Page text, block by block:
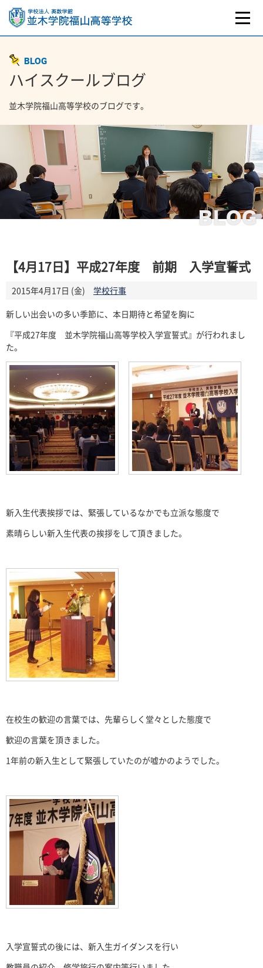
BLOG
BLOG
ハイスクールブログ
並木学院福山高等学校のブログです。
【4月17日】平成27年度 前期 入学宣誓式
2015年4月17日 (金)
学校行事
新しい出会いの多い季節に、本日期待と希望を胸に
『平成27年度 並木学院福山高等学校入学宣誓式』が行われまし
た。
新入生代表挨拶では、緊張しているなかでも立派な態度で
素晴らしい新入生代表の挨拶をして頂きました。
在校生の歓迎の言葉では、先輩らしく堂々とした態度で
歓迎の言葉を頂きました。
1年前の新入生として緊張していたのが嘘かのようでした。
入学宣誓式の後には、新入生ガイダンスを行い